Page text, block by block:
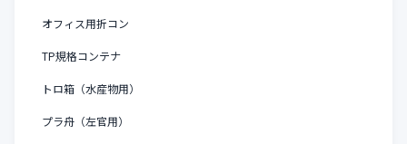
オフィス用折コン
TP規格コンテナ
トロ箱（水産物用）
プラ舟（左官用）